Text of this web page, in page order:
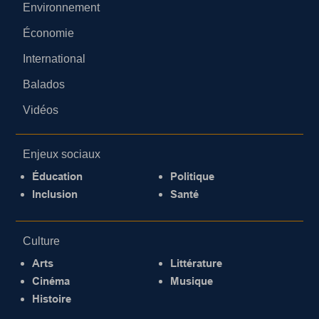
Environnement
Économie
International
Balados
Vidéos
Enjeux sociaux
Éducation
Inclusion
Politique
Santé
Culture
Arts
Cinéma
Histoire
Littérature
Musique